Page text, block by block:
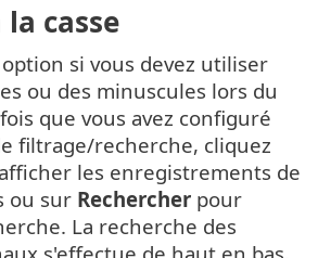
la casse
si vous devez utiliser
ou des minuscules lors du
que vous avez configuré
filtrage/recherche, cliquez
les enregistrements de
ou sur Rechercher pour
La recherche des
s'effectue de haut en bas,